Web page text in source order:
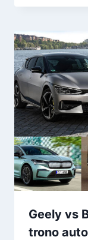
Geely vs
trono